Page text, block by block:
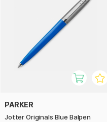
PARKER
Jotter Originals Blue Balpen